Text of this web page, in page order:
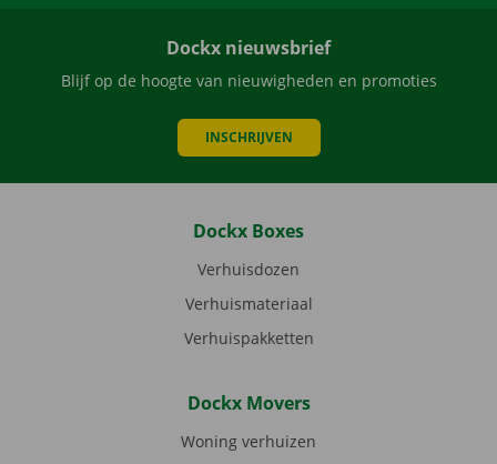
Dockx nieuwsbrief
Blijf op de hoogte van nieuwigheden en promoties
INSCHRIJVEN
Dockx Boxes
Verhuisdozen
Verhuismateriaal
Verhuispakketten
Dockx Movers
Woning verhuizen